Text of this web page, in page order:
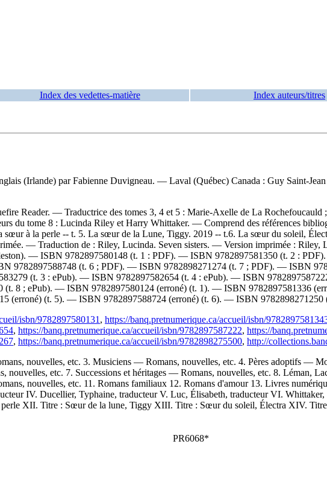
Index des vedettes-matière Index auteurs/titres
(Irlande) par Fabienne Duvigneau. — Laval (Québec) Canada : Guy Saint-
Reader. — Traductrice des tomes 3, 4 et 5 : Marie-Axelle de La
du tome 8 : Lucinda Riley et Harry Whittaker. — Comprend des références
à la perle -- t. 5. La sœur de la Lune, Tiggy. 2019 -- t.6. La sœur du soleil,
— Traduction de : Riley, Lucinda. Seven sisters. — Version imprimée : Riley,
— ISBN 9782897580148 (t. 1 : PDF). — ISBN 9782897581350 (t. 2 :
9782897588748 (t. 6 ; PDF). — ISBN 9782898271274 (t. 7 ; PDF). — ISBN
(t. 3 : ePub). — ISBN 9782897582654 (t. 4 : ePub). — ISBN
(t. 8 ; ePub). — ISBN 9782897580124 (erroné) (t. 1). — ISBN 9782897581336
(erroné) (t. 5). — ISBN 9782897588724 (erroné) (t. 6). — ISBN 9782898271250
isbn/9782897580131 , https://banq.pretnumerique.ca/accueil/isbn/
, https://banq.pretnumerique.ca/accueil/isbn/9782897587222, https://
, https://banq.pretnumerique.ca/accueil/isbn/9782898275500, http://
nouvelles, etc. 3. Musiciens — Romans, nouvelles, etc. 4. Pères adoptifs —
nouvelles, etc. 7. Successions et héritages — Romans, nouvelles, etc. 8. Léman,
nouvelles, etc. 11. Romans familiaux 12. Romans d'amour 13. Livres
IV. Ducellier, Typhaine, traducteur V. Luc, Élisabeth, traducteur VI.
XII. Titre : Sœur de la lune, Tiggy XIII. Titre : Sœur du soleil, Électra XIV.
PR6068*